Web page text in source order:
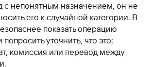
с непонятным назначением, он не
его к случайной категории. В
показать операцию
уточнить, что это:
комиссия или перевод между